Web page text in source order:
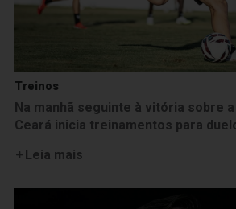
Treinos
Na manhã seguinte à vitória sobre
Ceará inicia treinamentos para
Leia mais